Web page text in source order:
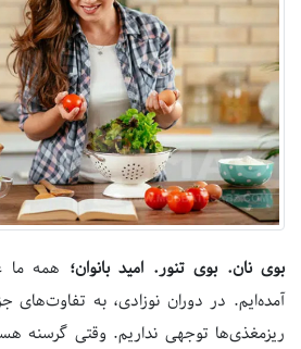
بوی نان. بوی تنور. امید بانوان؛ همه ما
آمده‌ایم. در دوران نوزادی، به
ریزمغذی‌ها توجهی نداریم. وقتی گرسنه